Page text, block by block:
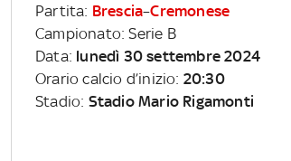
Partita: Brescia–Cremonese
Campionato: Serie B
Data: lunedì 30 settembre 2024
Orario calcio d’inizio: 20:30
Stadio: Stadio Mario Rigamonti